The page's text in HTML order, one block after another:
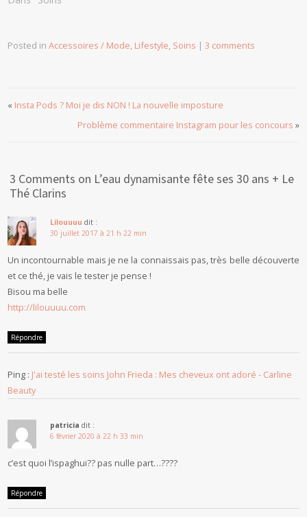
Posted inAccessoires / Mode, Lifestyle, Soins |3 comments
« Insta Pods ? Moi je dis NON ! La nouvelle imposture
Problème commentaire Instagram pour les concours »
3 Comments on L’eau dynamisante fête ses 30 ans + Le
Thé Clarins
Lilouuuu dit :
30 juillet 2017 à 21 h 22 min
Un incontournable mais je ne la connaissais pas, très belle découverte
et ce thé, je vais le tester je pense !
Bisou ma belle
http://lilouuuu.com
Répondre
Ping : J'ai testé les soins John Frieda : Mes cheveux ont adoré - Carline
Beauty
patricia dit :
6 février 2020 à 22 h 33 min
c’est quoi l’ispaghui?? pas nulle part…????
Répondre